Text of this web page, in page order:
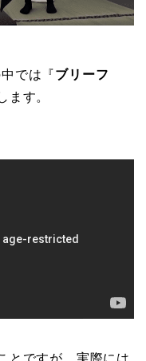
では『ブリーフ
ます。